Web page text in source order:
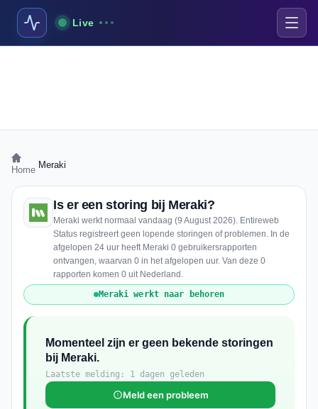
Live
Home Meraki
Is er een storing bij Meraki?
Meraki werkt normaal vandaag (9 August 2026). Entireweb
Status registreert geen lopende storingen of problemen. In de
afgelopen 24 uur heeft Meraki 0 gebruikersrapporten
ontvangen, waarvan 0 in het afgelopen uur. Van deze 0
rapporten komen 0 uit Nederland.
Meraki werkt naar behoren
Momenteel zijn er geen bekende storingen
bij Meraki.
Laatste melding: 1 dagen geleden
Meld een probleem